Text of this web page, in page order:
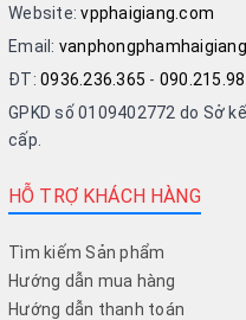
Website:vpphaigiang.com
Email:
ĐT: 0936.236.365 -
GPKD số 0109402772 do Sở
cấp.
HỖ TRỢ KHÁCH HÀNG
Tìm kiếm Sản phẩm
Hướng dẫn mua hàng
Hướng dẫn thanh toán